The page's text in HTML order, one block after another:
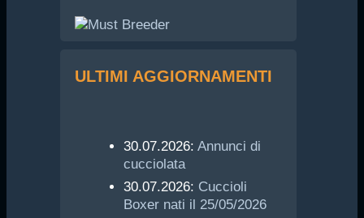
ULTIMI AGGIORNAMENTI
30.07.2026: Annunci di
cucciolata
30.07.2026: Cuccioli
Boxer nati il 25/05/2026